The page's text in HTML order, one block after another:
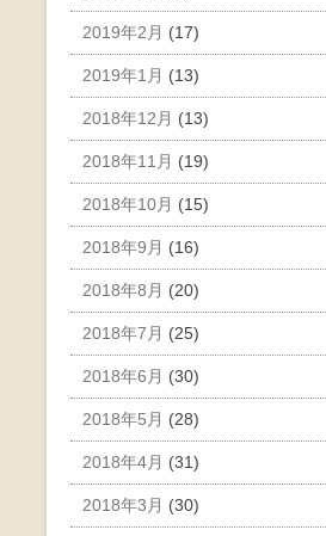
2019年2月 (17)
2019年1月 (13)
2018年12月 (13)
2018年11月 (19)
2018年10月 (15)
2018年9月 (16)
2018年8月 (20)
2018年7月 (25)
2018年6月 (30)
2018年5月 (28)
2018年4月 (31)
2018年3月 (30)